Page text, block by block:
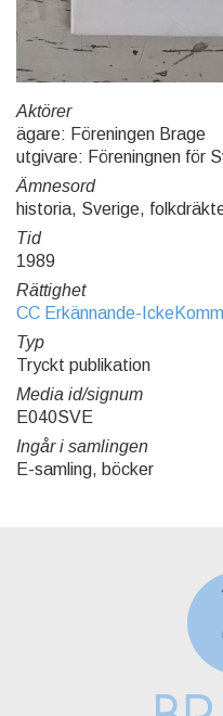
Aktörer
ägare: Föreningen Brage
utgivare: Föreningnen för
Ämnesord
historia, Sverige,
Tid
1989
Rättighet
CC Erkännande-
Typ
Tryckt publikation
Media id/signum
E040SVE
Ingår i samlingen
E-samling, böcker